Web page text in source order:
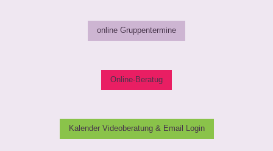
online Gruppentermine
Online-Beratug
Kalender Videoberatung & Email Login